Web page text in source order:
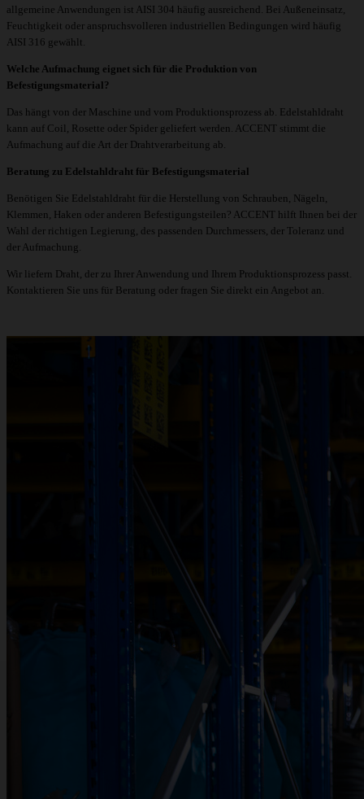
allgemeine Anwendungen ist AISI 304 häufig ausreichend. Bei Außeneinsatz,
Feuchtigkeit oder anspruchsvolleren industriellen Bedingungen wird häufig
AISI 316 gewählt.
Welche Aufmachung eignet sich für die Produktion von
Befestigungsmaterial?
Das hängt von der Maschine und vom Produktionsprozess ab. Edelstahldraht
kann auf Coil, Rosette oder Spider geliefert werden. ACCENT stimmt die
Aufmachung auf die Art der Drahtverarbeitung ab.
Beratung zu Edelstahldraht für Befestigungsmaterial
Benötigen Sie Edelstahldraht für die Herstellung von Schrauben, Nägeln,
Klemmen, Haken oder anderen Befestigungsteilen? ACCENT hilft Ihnen bei der
Wahl der richtigen Legierung, des passenden Durchmessers, der Toleranz und
der Aufmachung.
Wir liefern Draht, der zu Ihrer Anwendung und Ihrem Produktionsprozess passt.
Kontaktieren Sie uns für Beratung oder fragen Sie direkt ein Angebot an.